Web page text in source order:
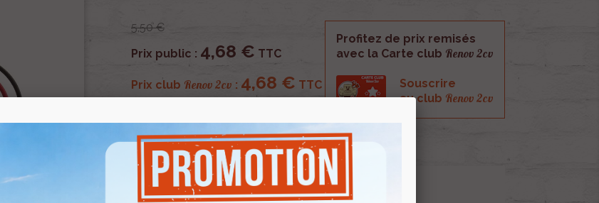
5,50 €
Prix public : 4,68 € TTC
Prix club Renov 2cv : 4,68 € TTC
OU PAYER EN
Profitez de prix remisés
avec la Carte club Renov 2cv
Souscrire
au club Renov 2cv
Indicateur sonore 12 et 6 volts pour clignotant.